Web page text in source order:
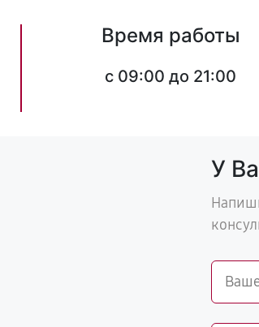
Время работы
c 09:00 до 21:00
У